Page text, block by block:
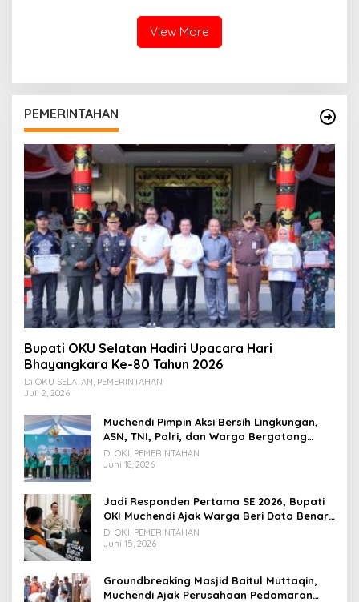
View More
PEMERINTAHAN
Bupati OKU Selatan Hadiri Upacara Hari
Bhayangkara Ke-80 Tahun 2026
Di OKU SELATAN, PEMERINTAHAN
Juli 2, 2026
Muchendi Pimpin Aksi Bersih Lingkungan,
ASN, TNI, Polri, dan Warga Bergotong
Royong
Di OKI, PEMERINTAHAN
Juni 18, 2026
Jadi Responden Pertama SE 2026, Bupati
OKI Muchendi Ajak Warga Beri Data Benar
ke Petugas BPS
Di OKI, PEMERINTAHAN
Juni 15, 2026
Groundbreaking Masjid Baitul Muttaqin,
Muchendi Ajak Perusahaan Pedamaran